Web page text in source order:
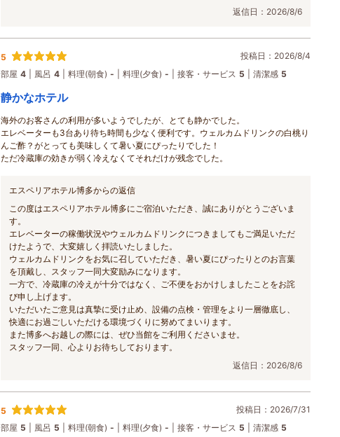
返信日：2026/8/6
5
投稿日：2026/8/4
部屋 4 風呂 4 料理(朝食) - 料理(夕食) - 接客・サービス 5 清潔感 5
静かなホテル
海外のお客さんの利用が多いようでしたが、とても静かでした。
エレベーターも3台あり待ち時間も少なく便利です。ウェルカムドリンクの白桃り
んご酢？がとっても美味しくて暑い夏にぴったりでした！
ただ冷蔵庫の効きが弱く冷えなくてそれだけが残念でした。
エスペリアホテル博多からの返信
この度はエスペリアホテル博多にご宿泊いただき、誠にありがとうございま
す。
エレベーターの稼働状況やウェルカムドリンクにつきましてもご満足いただ
けたようで、大変嬉しく拝読いたしました。
ウェルカムドリンクをお気に召していただき、暑い夏にぴったりとのお言葉
を頂戴し、スタッフ一同大変励みになります。
一方で、冷蔵庫の冷えが十分ではなく、ご不便をおかけしましたことをお詫
び申し上げます。
いただいたご意見は真摯に受け止め、設備の点検・管理をより一層徹底し、
快適にお過ごしいただける環境づくりに努めてまいります。
また博多へお越しの際には、ぜひ当館をご利用くださいませ。
スタッフ一同、心よりお待ちしております。
返信日：2026/8/6
5
投稿日：2026/7/31
部屋 5 風呂 5 料理(朝食) - 料理(夕食) - 接客・サービス 5 清潔感 5